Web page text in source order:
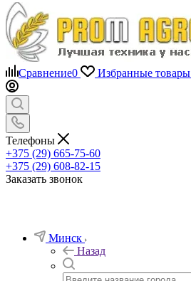
Сравнение0 Избранные товары
Телефоны
+375 (29) 665-75-60
+375 (29) 608-82-15
Заказать звонок
Минск
Назад